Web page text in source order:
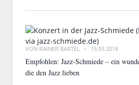
VON RAINER BARTEL 15.03.2018
Empfohlen: Jazz-Schmiede – ein
die den Jazz lieben